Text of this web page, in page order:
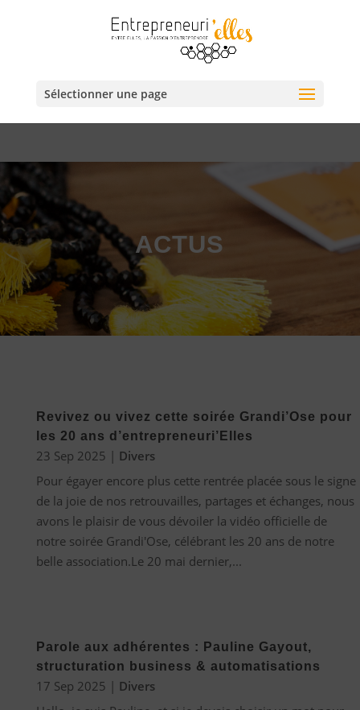
Sélectionner une page
ACTUS
Revivez ou vivez cette soirée Grandi’Ose pour
les 20 ans d’entrepreneuri’Elles
23 Sep 2025 | Divers
Pour égayer encore plus cette rentrée placée sous le signe
de la joie de nos retrouvailles, partages et échanges, nous
avons le plaisir de vous dévoiler la vidéo officielle de
notre soirée Grandi'Ose, célébrant les 20 ans de notre
belle association.Le 20 mai dernier,...
Parole aux adhérentes : Pauline Gayout,
structuration business & automatisations
17 Sep 2025 | Divers